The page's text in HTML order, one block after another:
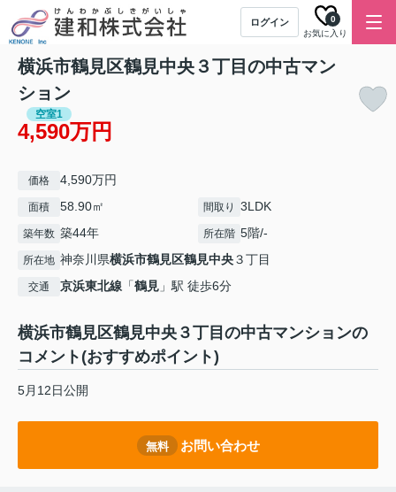
ログイン
お気に入り
0
横浜市鶴見区鶴見中央３丁目の中古マン
ション
空室1
4,590万円
価格 4,590万円
面積 58.90㎡ 間取り 3LDK
築年数 築44年 所在階 5階/-
所在地 神奈川県横浜市鶴見区鶴見中央３丁目
交通 京浜東北線 「鶴見 」駅 徒歩6分
横浜市鶴見区鶴見中央３丁目の中古マンションの
コメント(おすすめポイント)
5月12日公開
無料 お問い合わせ